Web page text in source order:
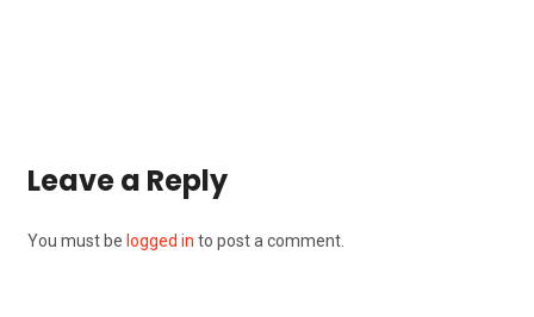
Leave a Reply
You must be logged in to post a comment.